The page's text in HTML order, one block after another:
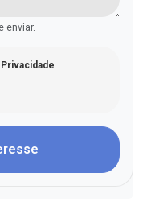
enviar.
Privacidade